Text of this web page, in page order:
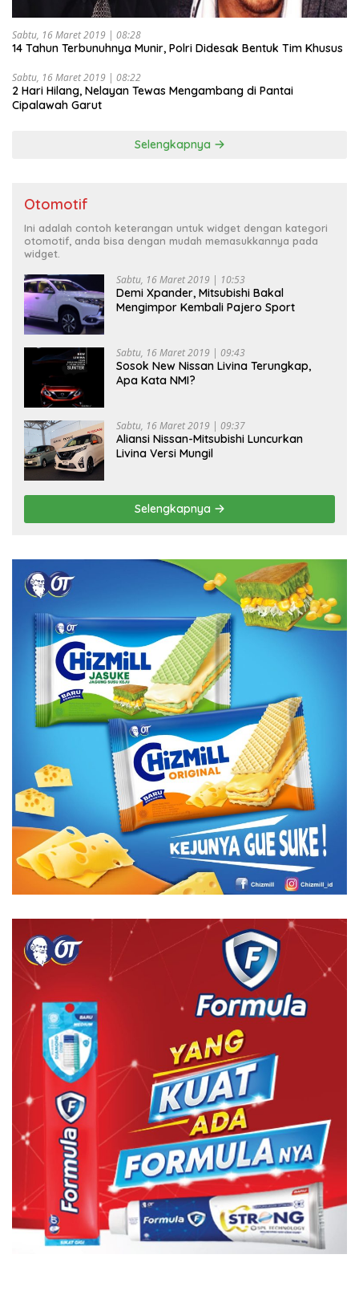
Sabtu, 16 Maret 2019 | 08:28
14 Tahun Terbunuhnya Munir, Polri Didesak Bentuk Tim Khusus
Sabtu, 16 Maret 2019 | 08:22
2 Hari Hilang, Nelayan Tewas Mengambang di Pantai
Cipalawah Garut
Selengkapnya
Otomotif
Ini adalah contoh keterangan untuk widget dengan kategori
otomotif, anda bisa dengan mudah memasukkannya pada
widget.
Sabtu, 16 Maret 2019 | 10:53
Demi Xpander, Mitsubishi Bakal
Mengimpor Kembali Pajero Sport
Sabtu, 16 Maret 2019 | 09:43
Sosok New Nissan Livina Terungkap,
Apa Kata NMI?
Sabtu, 16 Maret 2019 | 09:37
Aliansi Nissan-Mitsubishi Luncurkan
Livina Versi Mungil
Selengkapnya